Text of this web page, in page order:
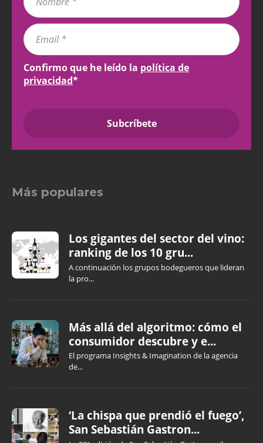
Confirmo que he leído la política de
privacidad*
Más populares
Los gigantes del sector del vino:
ranking de los 10 gru...
A continuación los grupos bodegueros que lideran
la pro...
Más allá del algoritmo: cómo el
consumidor descubre y e...
El programa Insights & Imagination de la agencia
de...
‘La chispa que prendió el fuego’,
San Sebastián Gastron...